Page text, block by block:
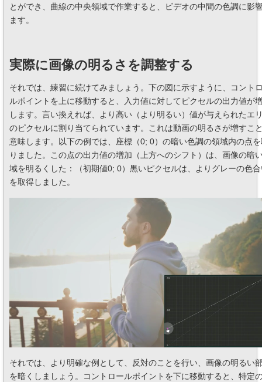
とができ、曲線の中央領域で作業すると、ビデオの中間の色調に影
ます。
実際に画像の明るさを調整する
それでは、練習に続けてみましょう。下の図に示すように、コント
ルポイントを上に移動すると、入力値に対してピクセルの出力値が
します。言い換えれば、より高い（より明るい）値が与えられたエ
のピクセルに割り当てられています。これは動画の明るさが増すこ
意味します。以下の例では、座標（0; 0）の暗い色調の領域内の点
りました。この点の出力値の増加（上方へのシフト）は、画像の暗
域を明るくした：（初期値0; 0）黒いピクセルは、よりグレーの色
を取得しました。
それでは、より明確な例として、反対のことを行い、画像の明るい
を暗くしましょう。コントロールポイントを下に移動すると、特定